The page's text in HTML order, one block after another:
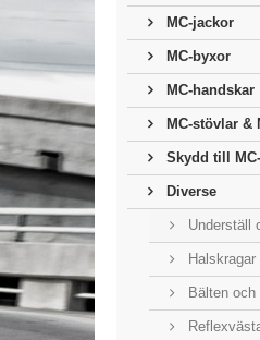
MC-jackor
MC-byxor
MC-handskar
MC-stövlar &
Skydd till
Diverse
Underställ
Bälten och